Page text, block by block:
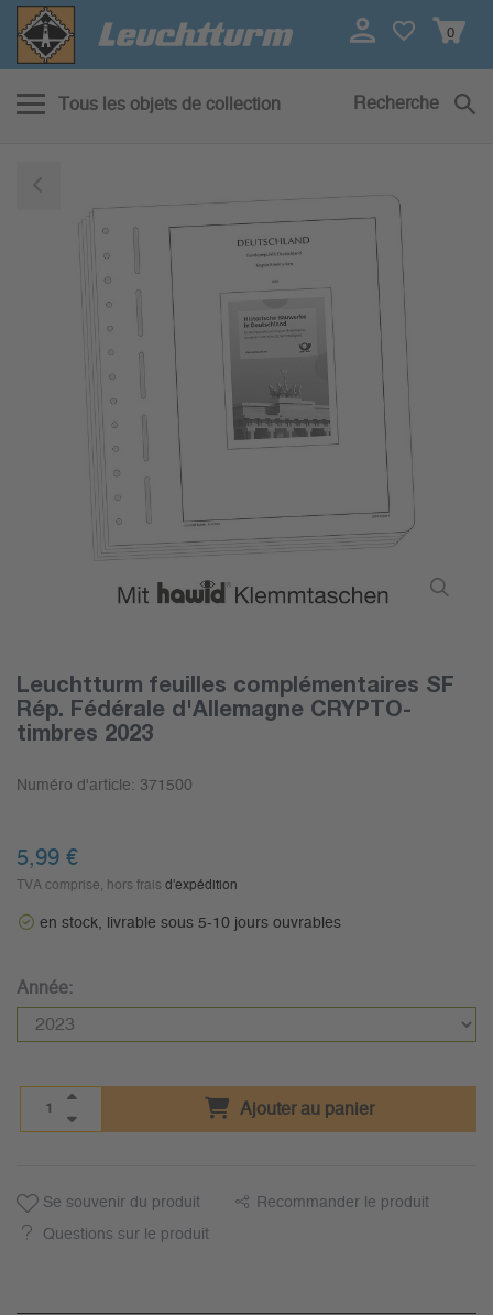
0
Tous les objets de collection Recherche
Leuchtturm feuilles complémentaires SF
Rép. Fédérale d'Allemagne CRYPTO-
timbres 2023
Numéro d'article: 371500
5,99 €
TVA comprise, hors frais d'expédition
en stock, livrable sous 5-10 jours ouvrables
Année:
Ajouter au panier
Se souvenir du produit Recommander le produit
Questions sur le produit